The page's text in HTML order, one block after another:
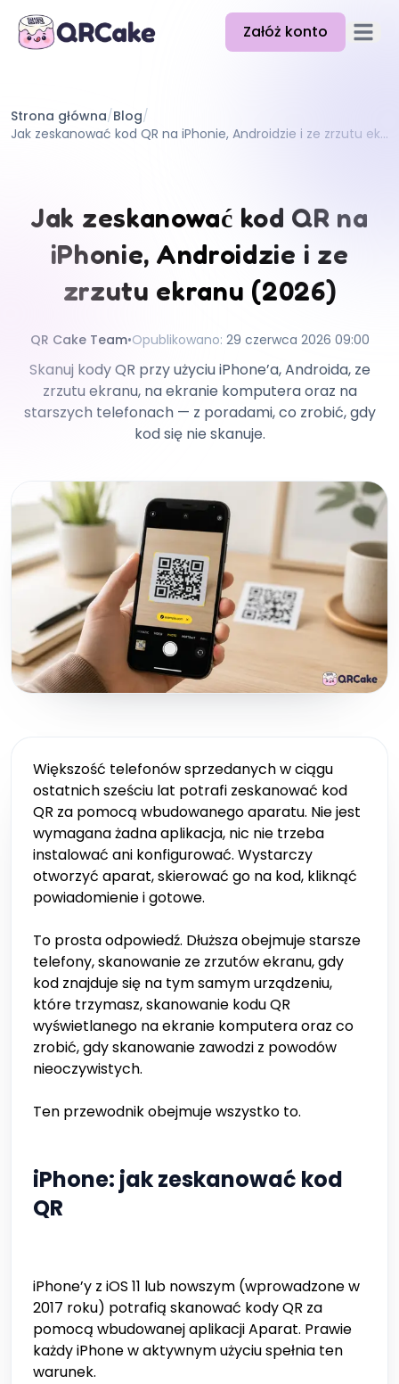
Załóż konto
Cennik
Dokumentacja
Pomoc
Strona główna/Blog/
Jak zeskanować kod QR na iPhonie, Androidzie i ze zrzutu ekranu (2026)
Jak zeskanować kod QR na
iPhonie, Androidzie i ze
zrzutu ekranu (2026)
QR Cake Team•Opublikowano: 29 czerwca 2026 09:00
Skanuj kody QR przy użyciu iPhone’a, Androida, ze
zrzutu ekranu, na ekranie komputera oraz na
starszych telefonach — z poradami, co zrobić, gdy
kod się nie skanuje.
Większość telefonów sprzedanych w ciągu
ostatnich sześciu lat potrafi zeskanować kod
QR za pomocą wbudowanego aparatu. Nie jest
wymagana żadna aplikacja, nic nie trzeba
instalować ani konfigurować. Wystarczy
otworzyć aparat, skierować go na kod, kliknąć
powiadomienie i gotowe.
To prosta odpowiedź. Dłuższa obejmuje starsze
telefony, skanowanie ze zrzutów ekranu, gdy
kod znajduje się na tym samym urządzeniu,
które trzymasz, skanowanie kodu QR
wyświetlanego na ekranie komputera oraz co
zrobić, gdy skanowanie zawodzi z powodów
nieoczywistych.
Ten przewodnik obejmuje wszystko to.
iPhone: jak zeskanować kod
QR
iPhone’y z iOS 11 lub nowszym (wprowadzone w
2017 roku) potrafią skanować kody QR za
pomocą wbudowanej aplikacji Aparat. Prawie
każdy iPhone w aktywnym użyciu spełnia ten
warunek.